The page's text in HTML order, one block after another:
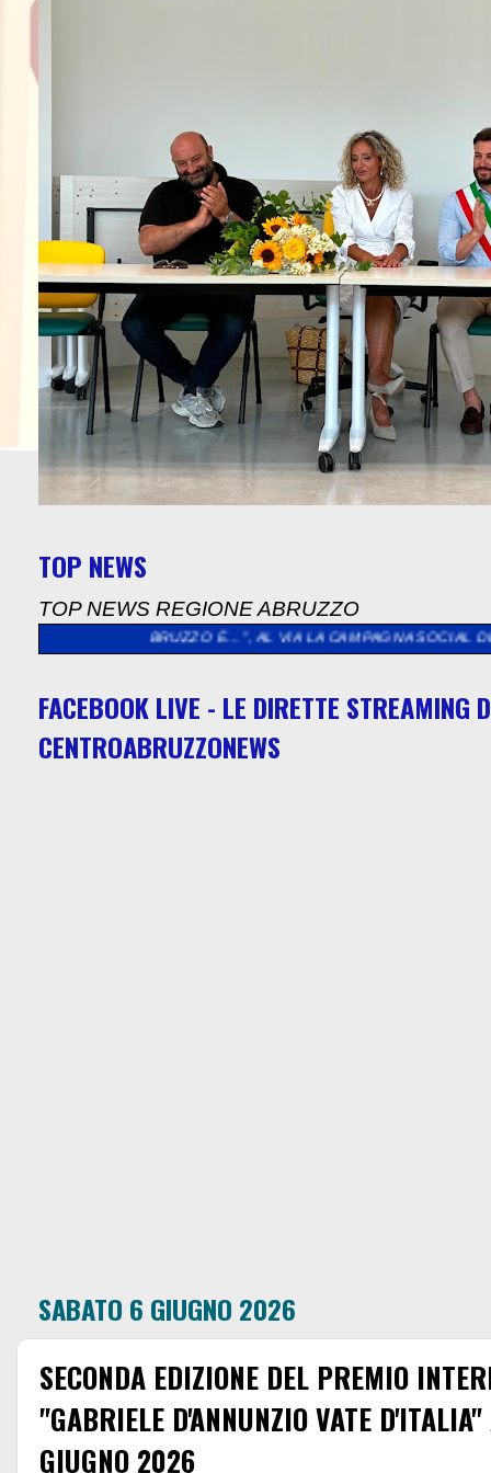
TOP NEWS
TOP NEWS REGIONE ABRUZZO
È…”, AL VIA LA CAMPAGNA SOCIAL DEDICATA AGLI
FACEBOOK LIVE - LE DIRETTE STREAMING
CENTROABRUZZONEWS
SABATO 6 GIUGNO 2026
SECONDA EDIZIONE DEL PREMIO
"GABRIELE D'ANNUNZIO VATE
GIUGNO 2026